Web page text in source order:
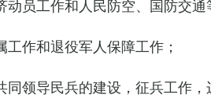
动员工作和人民防空、国防交
工作和退役军人保障工作；
同领导民兵的建设，征兵工作